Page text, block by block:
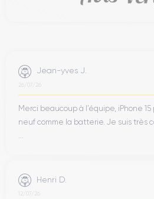
Jean-yves J.
26/07/26
Merci beaucoup à l’équipe, iPhone
neuf comme la batterie. Je suis très
Henri D.
12/07/26